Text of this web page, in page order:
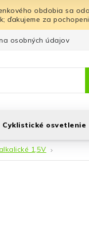
obdobia sa
ďakujeme za
osobných údajov
Cyklistické osvetlenie
1,5V